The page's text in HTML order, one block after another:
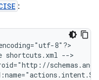
:
8"?>
shortcuts.xml -->